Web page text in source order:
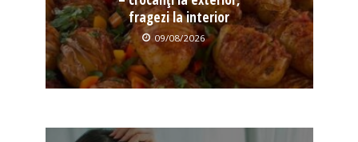
fragezi la interior
09/08/2026